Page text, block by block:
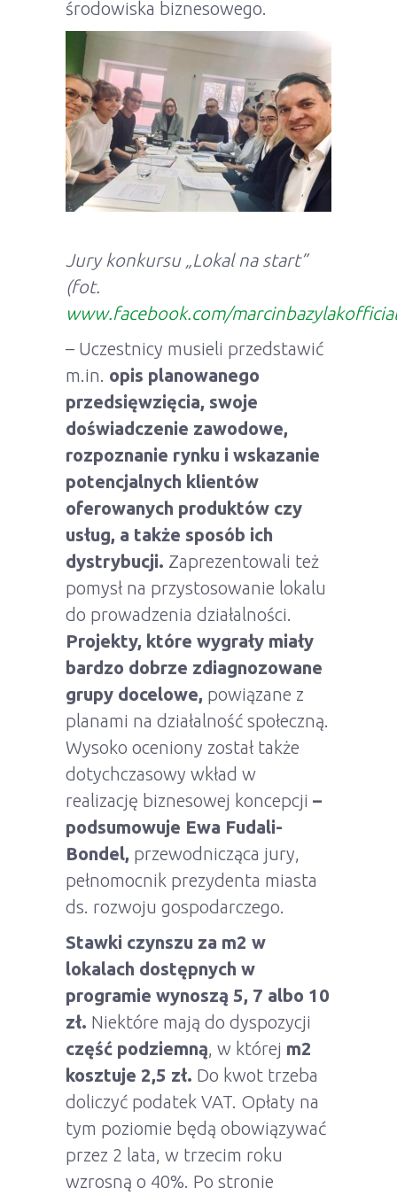
środowiska biznesowego.
Jury konkursu „Lokal na start”
(fot.
www.facebook.com/marcinbazylakofficial
– Uczestnicy musieli przedstawić
m.in. opis planowanego
przedsięwzięcia, swoje
doświadczenie zawodowe,
rozpoznanie rynku i wskazanie
potencjalnych klientów
oferowanych produktów czy
usług, a także sposób ich
dystrybucji. Zaprezentowali też
pomysł na przystosowanie lokalu
do prowadzenia działalności.
Projekty, które wygrały miały
bardzo dobrze zdiagnozowane
grupy docelowe, powiązane z
planami na działalność społeczną.
Wysoko oceniony został także
dotychczasowy wkład w
realizację biznesowej koncepcji –
podsumowuje Ewa Fudali-
Bondel, przewodnicząca jury,
pełnomocnik prezydenta miasta
ds. rozwoju gospodarczego.
Stawki czynszu za m2 w
lokalach dostępnych w
programie wynoszą 5, 7 albo 10
zł. Niektóre mają do dyspozycji
część podziemną , w której m2
kosztuje 2,5 zł. Do kwot trzeba
doliczyć podatek VAT. Opłaty na
tym poziomie będą obowiązywać
przez 2 lata, w trzecim roku
wzrosną o 40%. Po stronie